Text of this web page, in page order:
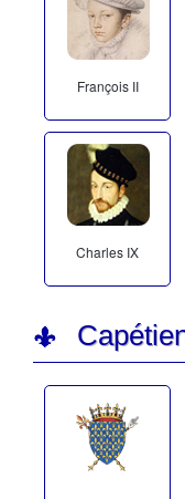
François II
Charles IX